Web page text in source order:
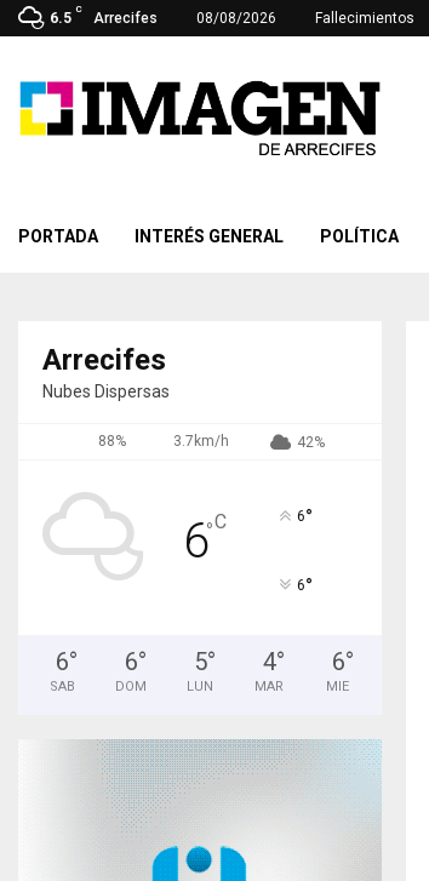
6.5
C
Arrecifes 08/08/2026 Fallecimientos
PORTADA INTERÉS GENERAL POLÍTICA
Arrecifes
Nubes Dispersas
88% 3.7km/h 42%
6°C 6°
6°
6°
SAB
6°
DOM
5°
LUN
4°
MAR
6°
MIE